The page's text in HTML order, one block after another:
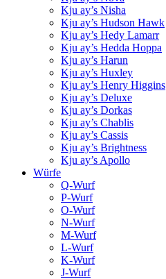
Kju ay’s Nisha
Kju ay’s Hudson Hawk
Kju ay’s Hedy Lamarr
Kju ay’s Hedda Hoppa
Kju ay’s Harun
Kju ay’s Huxley
Kju ay’s Henry Higgins
Kju ay’s Deluxe
Kju ay’s Dorkas
Kju ay’s Chablis
Kju ay’s Cassis
Kju ay’s Brightness
Kju ay’s Apollo
Würfe
Q-Wurf
P-Wurf
O-Wurf
N-Wurf
M-Wurf
L-Wurf
K-Wurf
J-Wurf